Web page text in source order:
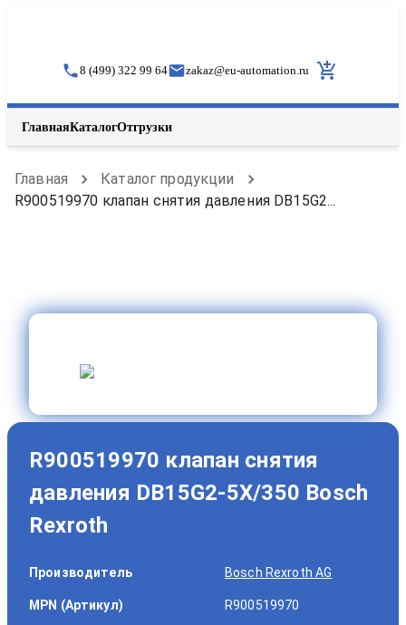
8 (499) 322 99 64 zakaz@eu-automation.ru
ГлавнаяКаталогОтгрузки
Главная
Каталог продукции
R900519970 клапан снятия давления DB15G2...
R900519970 клапан снятия
давления DB15G2-5X/350 Bosch
Rexroth
Производитель Bosch Rexroth AG
MPN (Артикул) R900519970